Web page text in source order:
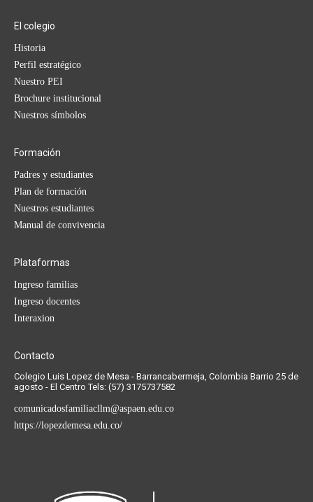
El colegio
Historia
Perfil estratégico
Nuestro PEI
Brochure institucional
Nuestros símbolos
Formación
Padres y estudiantes
Plan de formación
Nuestros estudiantes
Manual de convivencia
Plataformas
Ingreso familias
Ingreso docentes
Interaxion
Contacto
Colegio Luis Lopez de Mesa - Barrancabermeja, Colombia Barrio 25 de
agosto - El Centro Tels: (57) 3175737582
comunicadosfamiliacllm@aspaen.edu.co
https://lopezdemesa.edu.co/